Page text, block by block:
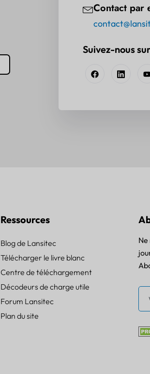
Contact par
Suivez-nous
Ressources
Blog de Lansitec
Télécharger le livre blanc
Centre de téléchargement
Décodeurs de charge utile
Forum Lansitec
Plan du site
Ne